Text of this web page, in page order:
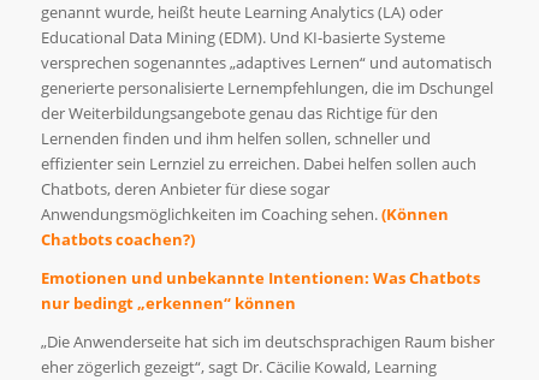
genannt wurde, heißt heute Learning Analytics (LA) oder
Educational Data Mining (EDM). Und KI-basierte Systeme
versprechen sogenanntes „adaptives Lernen“ und automatisch
generierte personalisierte Lernempfehlungen, die im Dschungel
der Weiterbildungsangebote genau das Richtige für den
Lernenden finden und ihm helfen sollen, schneller und
effizienter sein Lernziel zu erreichen. Dabei helfen sollen auch
Chatbots, deren Anbieter für diese sogar
Anwendungsmöglichkeiten im Coaching sehen.(Können
Chatbots coachen?)
Emotionen und unbekannte Intentionen: Was Chatbots
nur bedingt „erkennen“ können
„Die Anwenderseite hat sich im deutschsprachigen Raum bisher
eher zögerlich gezeigt“, sagt Dr. Cäcilie Kowald, Learning